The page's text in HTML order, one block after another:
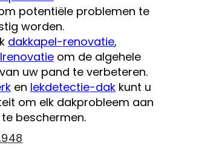
potentiële problemen te
worden.
dakkapel-renovatie,
om de algehele
uw pand te verbeteren.
en lekdetectie-dakkunt u
om elk dakprobleem aan
beschermen.